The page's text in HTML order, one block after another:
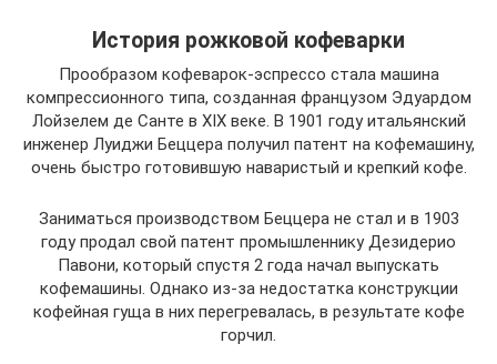
История рожковой кофеварки
Прообразом кофеварок-эспрессо стала машина
компрессионного типа, созданная французом Эдуардом
Лойзелем де Санте в XIX веке. В 1901 году итальянский
инженер Луиджи Беццера получил патент на кофемашину,
очень быстро готовившую наваристый и крепкий кофе.
Заниматься производством Беццера не стал и в 1903
году продал свой патент промышленнику Дезидерио
Павони, который спустя 2 года начал выпускать
кофемашины. Однако из-за недостатка конструкции
кофейная гуща в них перегревалась, в результате кофе
горчил.